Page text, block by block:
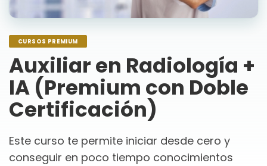
CURSOS PREMIUM
Auxiliar en Radiología +
IA (Premium con Doble
Certificación)
Este curso te permite iniciar desde cero y
conseguir en poco tiempo conocimientos